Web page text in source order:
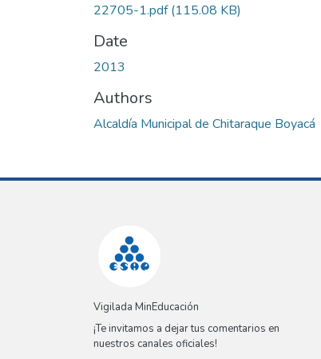
22705-1.pdf(115.08 KB)
Date
2013
Authors
Alcaldía Municipal de Chitaraque Boyacá
Vigilada MinEducación
¡Te invitamos a dejar tus comentarios en
nuestros canales oficiales!